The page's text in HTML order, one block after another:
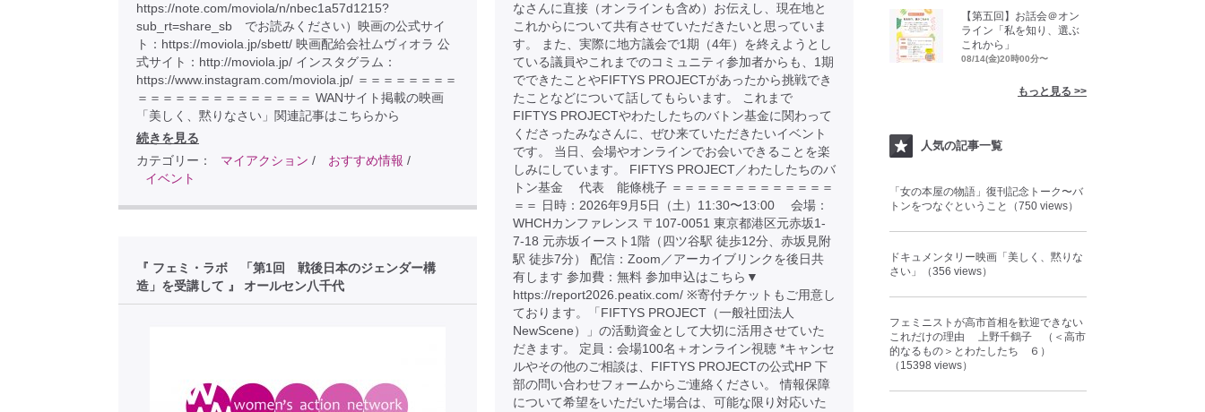
https://note.com/moviola/n/nbec1a57d1215?
sub_rt=share_sb でお読みください）映画の公式サイ
ト：https://moviola.jp/sbett/ 映画配給会社ムヴィオラ 公
式サイト：http://moviola.jp/ インスタグラム：
https://www.instagram.com/moviola.jp/ ＝＝＝＝＝＝＝＝
＝＝＝＝＝＝＝＝＝＝＝＝＝＝ WANサイト掲載の映画
「美しく、黙りなさい」関連記事はこちらから
続きを見る
カテゴリー：
マイアクション / おすすめ情報 /
イベント
なさんに直接（オンラインも含め）お伝えし、現在地と
これからについて共有させていただきたいと思っていま
す。 また、実際に地方議会で1期（4年）を終えようとし
ている議員やこれまでのコミュニティ参加者からも、1期
でできたことやFIFTYS PROJECTがあったから挑戦でき
たことなどについて話してもらいます。 これまで
FIFTYS PROJECTやわたしたちのバトン基金に関わって
くださったみなさんに、ぜひ来ていただきたいイベント
です。 当日、会場やオンラインでお会いできることを楽
しみにしています。 FIFTYS PROJECT／わたしたちのバ
トン基金 代表 能條桃子 ＝＝＝＝＝＝＝＝＝＝＝＝＝
＝＝ 日時：2026年9月5日（土）11:30〜13:00 会場：
WHCHカンファレンス 〒107-0051 東京都港区元赤坂1-
7-18 元赤坂イースト1階（四ツ谷駅 徒歩12分、赤坂見附
駅 徒歩7分） 配信：Zoom／アーカイブリンクを後日共
有します 参加費：無料 参加申込はこちら▼
https://report2026.peatix.com/ ※寄付チケットもご用意し
ております。「FIFTYS PROJECT（一般社団法人
NewScene）」の活動資金として大切に活用させていた
だきます。 定員：会場100名＋オンライン視聴 *キャンセ
ルやその他のご相談は、FIFTYS PROJECTの公式HP 下
部の問い合わせフォームからご連絡ください。 情報保障
について希望をいただいた場合は、可能な限り対応いた
『 フェミ・ラボ 「第1回 戦後日本のジェンダー構
造」を受講して 』 オールセン八千代
【第五回】お話会＠オン
ライン「私を知り、選ぶ
これから」
08/14(金)20時00分〜
もっと見る >>
人気の記事一覧
「女の本屋の物語」復刊記念トーク〜バ
トンをつなぐということ（750 views）
ドキュメンタリー映画「美しく、黙りな
さい」（356 views）
フェミニストが高市首相を歓迎できない
これだけの理由 上野千鶴子 （＜高市
的なるもの＞とわたしたち ６）
（15398 views）